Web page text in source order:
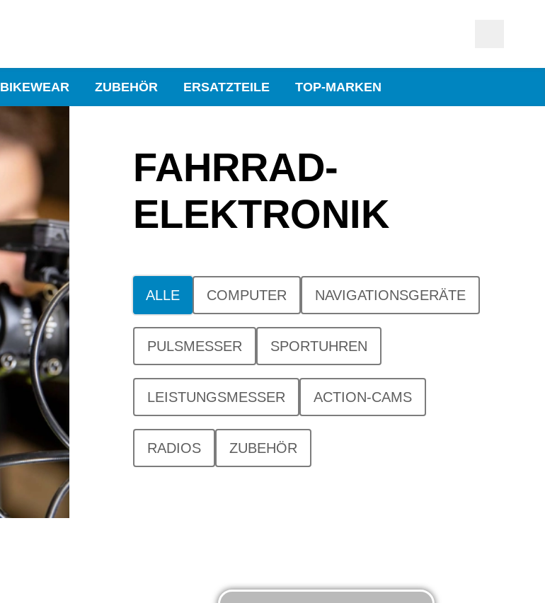
BIKEWEAR ZUBEHÖR ERSATZTEILE TOP-MARKEN
FAHRRAD­
ELEKTRONIK
ALLE COMPUTER NAVIGATIONSGERÄTE
PULSMESSER SPORTUHREN
LEISTUNGSMESSER ACTION-CAMS
RADIOS ZUBEHÖR